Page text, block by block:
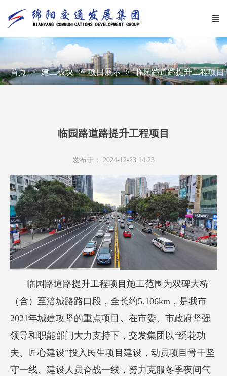
首页 建工板块 项目展示 临园路道路提升工程项目
临园路道路提升工程项目
发布于： 2024-12-23 14:23
临园路道路提升工程项目施工范围为双碑大桥
（含）至涪城路路口段，全长约5.106km，是我市
2021年城建攻坚的重点项目。在市委、市政府坚强
领导和职能部门大力支持下，交发集团以“绣花功
夫、匠心建设”投入民生项目建设，动员项目骨干坚
守一线、建设人员奋战一线，努力克服冬季夜间气